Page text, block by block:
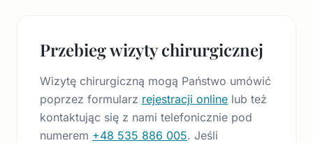
Przebieg wizyty chirurgicznej
Wizytę chirurgiczną mogą Państwo umówić
poprzez formularz rejestracji online lub też
kontaktując się z nami telefonicznie pod
numerem +48 535 886 005. Jeśli